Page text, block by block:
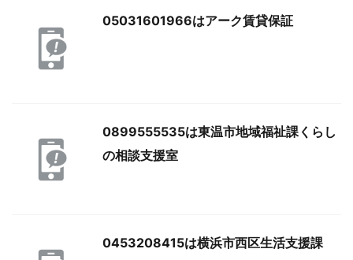
05031601966はアーク賃貸保証
0899555535は東温市地域福祉課くらし
の相談支援室
0453208415は横浜市西区生活支援課